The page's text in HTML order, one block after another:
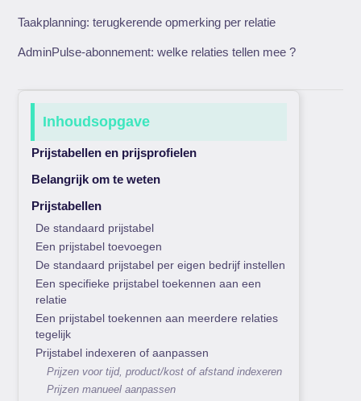
Taakplanning: terugkerende opmerking per relatie
AdminPulse-abonnement: welke relaties tellen mee ?
Inhoudsopgave
Prijstabellen en prijsprofielen
Belangrijk om te weten
Prijstabellen
De standaard prijstabel
Een prijstabel toevoegen
De standaard prijstabel per eigen bedrijf instellen
Een specifieke prijstabel toekennen aan een
relatie
Een prijstabel toekennen aan meerdere relaties
tegelijk
Prijstabel indexeren of aanpassen
Prijzen voor tijd, product/kost of afstand indexeren
Prijzen manueel aanpassen